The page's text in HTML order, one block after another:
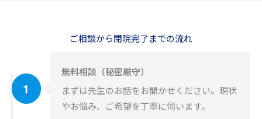
ご相談から閉院完了までの流れ
無料相談（秘密厳守）
まずは先生のお話をお聞かせください。現状
やお悩み、ご希望を丁寧に伺います。